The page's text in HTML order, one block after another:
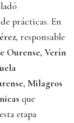
prácticas. En
, responsable
Ourense, Verín
, Milagros
que
etapa